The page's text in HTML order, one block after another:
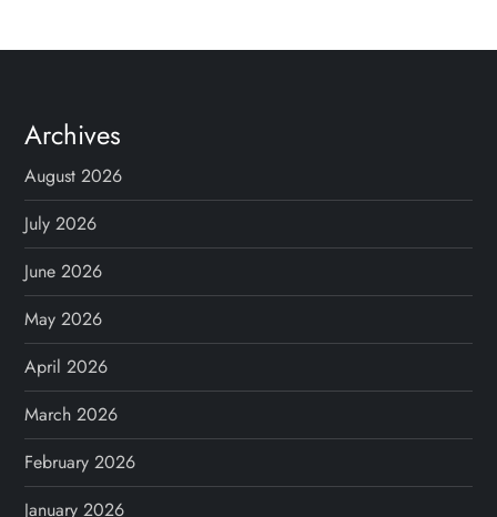
Archives
August 2026
July 2026
June 2026
May 2026
April 2026
March 2026
February 2026
January 2026